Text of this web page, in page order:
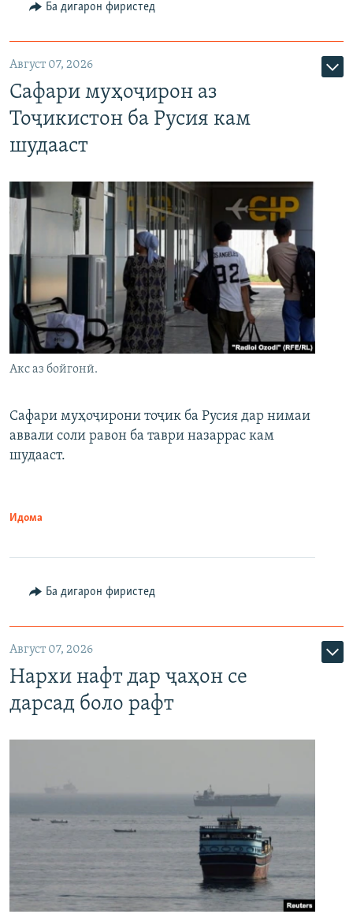
Ба дигарон фиристед
Август 07, 2026
Сафари муҳоҷирон аз
Тоҷикистон ба Русия кам
шудааст
Акс аз бойгонӣ.
Сафари муҳоҷирони тоҷик ба Русия дар нимаи
аввали соли равон ба таври назаррас кам
шудааст.
Идома
Ба дигарон фиристед
Август 07, 2026
Нархи нафт дар ҷаҳон се
дарсад боло рафт